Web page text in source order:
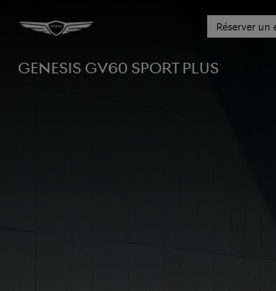
Réserver un
GENESIS GV60 SPORT PLUS